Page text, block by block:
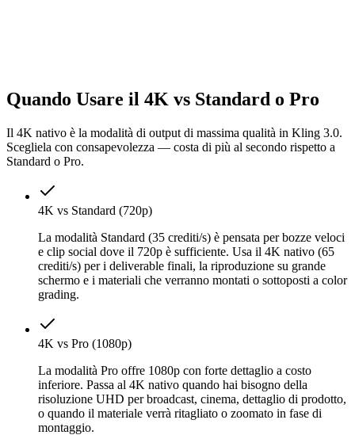
Quando Usare il 4K vs Standard o Pro
Il 4K nativo è la modalità di output di massima qualità in Kling 3.0.
Scegliela con consapevolezza — costa di più al secondo rispetto a
Standard o Pro.
4K vs Standard (720p)
La modalità Standard (35 crediti/s) è pensata per bozze veloci
e clip social dove il 720p è sufficiente. Usa il 4K nativo (65
crediti/s) per i deliverable finali, la riproduzione su grande
schermo e i materiali che verranno montati o sottoposti a color
grading.
4K vs Pro (1080p)
La modalità Pro offre 1080p con forte dettaglio a costo
inferiore. Passa al 4K nativo quando hai bisogno della
risoluzione UHD per broadcast, cinema, dettaglio di prodotto,
o quando il materiale verrà ritagliato o zoomato in fase di
montaggio.